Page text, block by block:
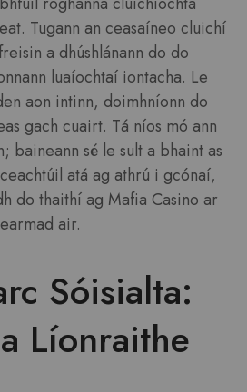
Tugann an ceasaíneo cluichí
a dhúshlánann do do
luaíochtaí iontacha. Le
aon intinn, doimhníonn do
gach cuairt. Tá níos mó ann
baineann sé le sult a bhaint as
atá ag athrú i gcónaí,
do thaithí ag Mafia Casino ar
air.
Sóisialta:
Líonraithe